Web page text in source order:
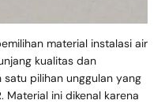
material instalasi air
kualitas dan
satu pilihan unggulan yang
. Material ini dikenal karena